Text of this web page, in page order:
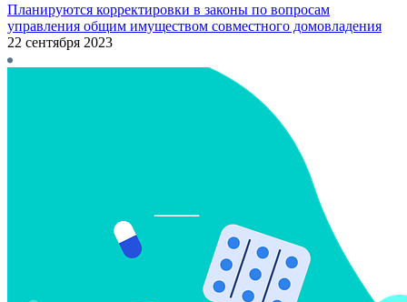
Планируются корректировки в законы по вопросам
управления общим имуществом совместного домовладения
22 сентября 2023